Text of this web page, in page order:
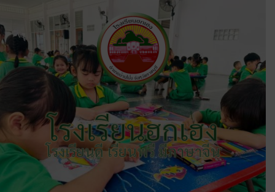
โรงเรียนฮกเฮง
โรงเรียนดี เรียนฟรี มีภาษาจีน